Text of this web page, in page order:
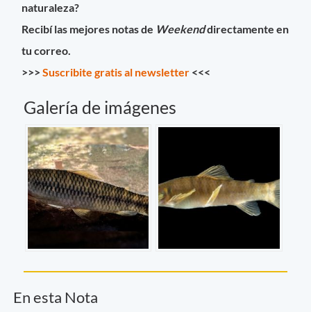
naturaleza?
Recibí las mejores notas de Weekenddirectamente en
tu correo.
>>>Suscribite gratis al newsletter <<<
Galería de imágenes
En esta Nota